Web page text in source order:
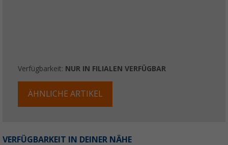
Verfügbarkeit: NUR IN FILIALEN VERFÜGBAR
ÄHNLICHE ARTIKEL
VERFÜGBARKEIT IN DEINER NÄHE